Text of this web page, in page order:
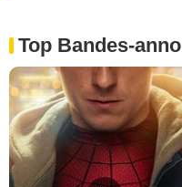
Top Bandes-